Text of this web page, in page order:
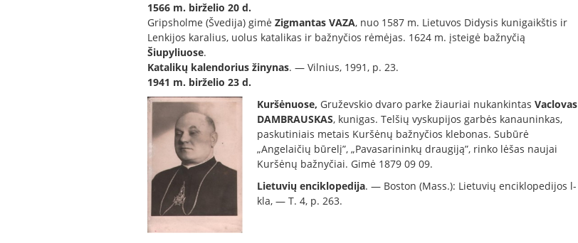
1566 m. birželio 20 d.
Gripsholme (Švedija) gimė Zigmantas VAZA, nuo 1587 m. Lietuvos Didysis kunigaikštis ir
Lenkijos karalius, uolus katalikas ir bažnyčios rėmėjas. 1624 m. įsteigė bažnyčią
Šiupyliuose.
Katalikų kalendorius žinynas. — Vilnius, 1991, p. 23.
1941 m. birželio 23 d.
Kuršėnuose, Gruževskio dvaro parke žiauriai nukankintas Vaclovas
DAMBRAUSKAS, kunigas. Telšių vyskupijos garbės kanauninkas,
paskutiniais metais Kuršėnų bažnyčios klebonas. Subūrė
„Angelaičių būrelį”, „Pavasarininkų draugiją”, rinko lėšas naujai
Kuršėnų bažnyčiai. Gimė 1879 09 09.
Lietuvių enciklopedija. — Boston (Mass.): Lietuvių enciklopedijos l-
kla, — T. 4, p. 263.